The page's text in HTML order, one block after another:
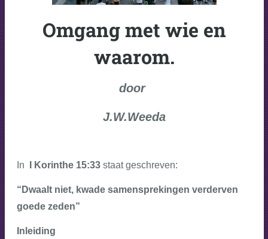
Omgang met wie en
waarom.
door
J.W.Weeda
In I Korinthe 15:33staat geschreven:
“Dwaalt niet, kwade samensprekingen verderven
goede zeden”
Inleiding